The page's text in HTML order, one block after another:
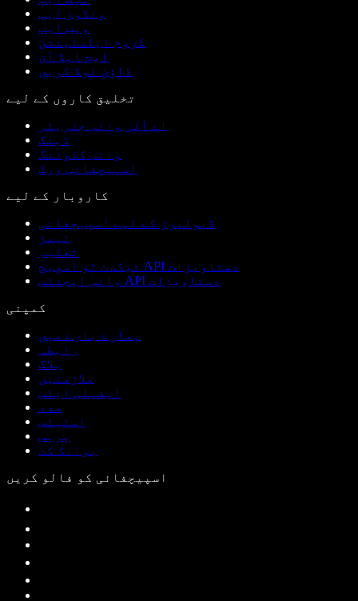
ونڈوز ایپ
ویب ایپ
کروم ایکسٹینشن
ایج ایڈ آن
ڈاؤن لوڈ کریں
تخلیق کاروں کے لیے
اے آئی وائس جنریٹر
ڈبنگ
وائس کلوننگ
اسپیچفائی ورک
کاروبار کے لیے
ڈیولپرز کے لیے اسپیچفائی
ٹیمز
تعلیم
ٹیکسٹ ٹو اسپیچ API دستاویزات
وائس ایجنٹس API دستاویزات
کمپنی
ہمارے بارے میں
رابطہ
بلاگ
ملازمتیں
ایفیلی ایٹس
مدد
اسٹیٹس
پریس
برانڈ کٹ
اسپیچفائی کو فالو کریں